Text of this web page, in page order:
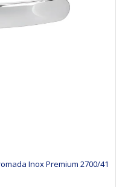
Inox Premium 2700/41